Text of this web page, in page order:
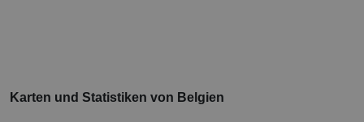
Karten und Statistiken von Belgien